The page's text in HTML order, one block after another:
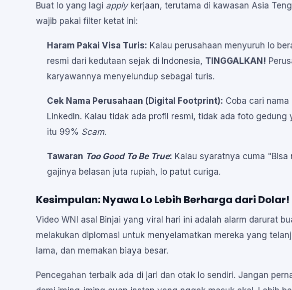
Buat lo yang lagi applykerjaan, terutama di kawasan Asia
wajib pakai filter ketat ini:
Haram Pakai Visa Turis: Kalau perusahaan menyuruh lo
resmi dari kedutaan sejak di Indonesia, TINGGALKAN!
karyawannya menyelundup sebagai turis.
Cek Nama Perusahaan (Digital Footprint): Coba cari
LinkedIn. Kalau tidak ada profil resmi, tidak ada foto
itu 99% Scam.
Tawaran Too Good To Be True: Kalau syaratnya cuma
gajinya belasan juta rupiah, lo patut curiga.
Kesimpulan: Nyawa Lo Lebih Berharga dari Dolar!
Video WNI asal Binjai yang viral hari ini adalah alarm darurat
melakukan diplomasi untuk menyelamatkan mereka yang
lama, dan memakan biaya besar.
Pencegahan terbaik ada di jari dan otak lo sendiri. Jangan